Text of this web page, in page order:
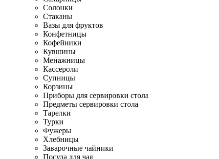
Солонки
Стаканы
Вазы для фруктов
Конфетницы
Кофейники
Кувшины
Менажницы
Кассероли
Супницы
Корзины
Приборы для сервировки стола
Предметы сервировки стола
Тарелки
Турки
Фужеры
Хлебницы
Заварочные чайники
Посуда для чая